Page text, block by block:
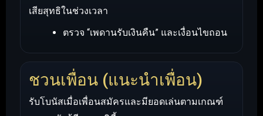
เสียสุทธิในช่วงเวลา
ตรวจ “เพดานรับเงินคืน” และเงื่อนไขถอน
ชวนเพื่อน (แนะนำเพื่อน)
รับโบนัสเมื่อเพื่อนสมัครและมียอดเล่นตามเกณฑ์